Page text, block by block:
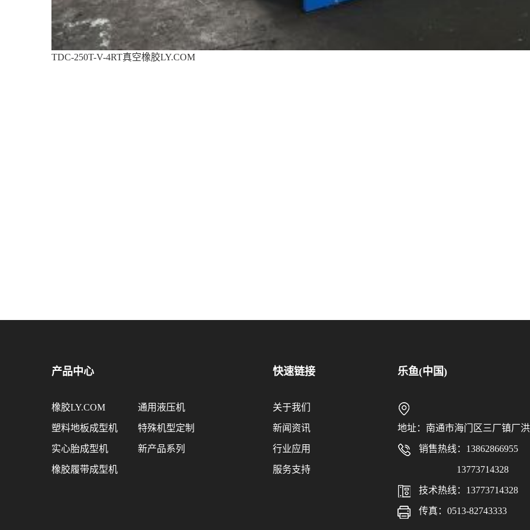
TDC-250T-V-4RT真空橡胶LY.COM
产品中心
橡胶LY.COM
塑料地板成型机
实心胎成型机
橡胶履带成型机
通用液压机
特殊机型定制
新产品系列
快速链接
关于我们
新闻资讯
行业应用
服务支持
乐鱼(中国)
地址：南通市海门区三厂镇厂
销售热线：13862866955
13773714328
技术热线：13773714328
传真：0513-82743333